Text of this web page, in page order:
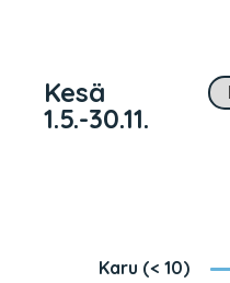
Kesä
1.5.-30.11.
Karu (< 10)